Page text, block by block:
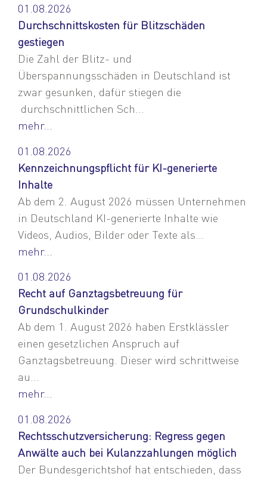
01.08.2026
Durchschnittskosten für Blitzschäden
gestiegen
Die Zahl der Blitz- und
Überspannungsschäden in Deutschland ist
zwar gesunken, dafür stiegen die
durchschnittlichen Sch...
mehr...
01.08.2026
Kennzeichnungspflicht für KI-generierte
Inhalte
Ab dem 2. August 2026 müssen Unternehmen
in Deutschland KI-generierte Inhalte wie
Videos, Audios, Bilder oder Texte als...
mehr...
01.08.2026
Recht auf Ganztagsbetreuung für
Grundschulkinder
Ab dem 1. August 2026 haben Erstklässler
einen gesetzlichen Anspruch auf
Ganztagsbetreuung. Dieser wird schrittweise
au...
mehr...
01.08.2026
Rechtsschutzversicherung: Regress gegen
Anwälte auch bei Kulanzzahlungen möglich
Der Bundesgerichtshof hat entschieden, dass